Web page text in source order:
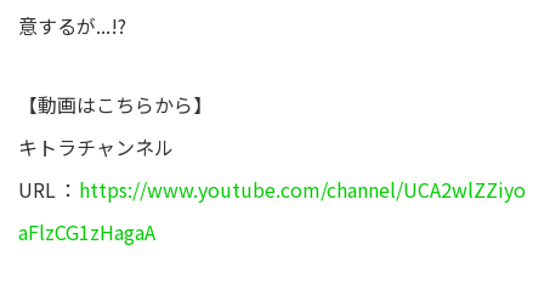
意するが...!?
【動画はこちらから】
キトラチャンネル
URL： https://www.youtube.com/channel/UCA2wlZZiyo
aFlzCG1zHagaA